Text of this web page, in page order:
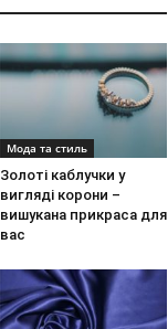
Мода та стиль
Золоті каблучки у
вигляді корони –
вишукана прикраса для
вас